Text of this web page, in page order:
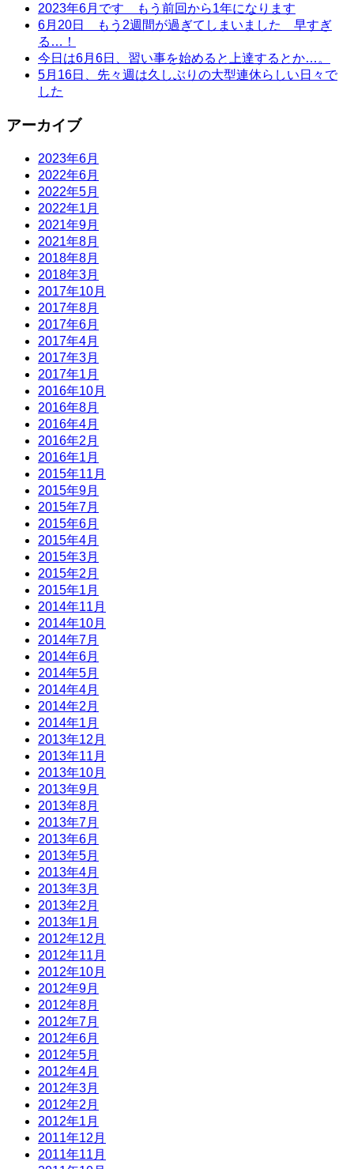
2023年6月です もう前回から1年になります
6月20日 もう2週間が過ぎてしまいました 早すぎ
る…！
今日は6月6日、習い事を始めると上達するとか…。
5月16日、先々週は久しぶりの大型連休らしい日々で
した
アーカイブ
2023年6月
2022年6月
2022年5月
2022年1月
2021年9月
2021年8月
2018年8月
2018年3月
2017年10月
2017年8月
2017年6月
2017年4月
2017年3月
2017年1月
2016年10月
2016年8月
2016年4月
2016年2月
2016年1月
2015年11月
2015年9月
2015年7月
2015年6月
2015年4月
2015年3月
2015年2月
2015年1月
2014年11月
2014年10月
2014年7月
2014年6月
2014年5月
2014年4月
2014年2月
2014年1月
2013年12月
2013年11月
2013年10月
2013年9月
2013年8月
2013年7月
2013年6月
2013年5月
2013年4月
2013年3月
2013年2月
2013年1月
2012年12月
2012年11月
2012年10月
2012年9月
2012年8月
2012年7月
2012年6月
2012年5月
2012年4月
2012年3月
2012年2月
2012年1月
2011年12月
2011年11月